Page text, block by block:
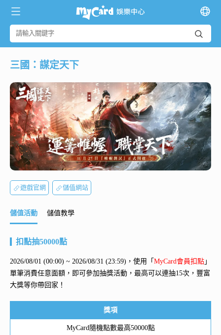
三國：謀定天下
遊戲官網 儲值網站
儲值活動 儲值教學
扣點抽50000點
2026/08/01 (00:00) ~ 2026/08/31 (23:59)，使用「 MyCard會員扣點 」
單筆消費任意面額，即可參加抽獎活動，最高可以連抽15次，豐富
大獎等你帶回家！
獎項
MyCard隨機點數最高50000點